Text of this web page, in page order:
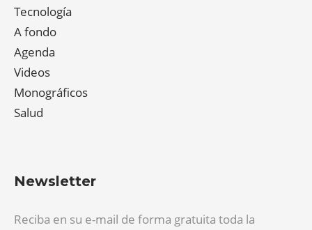
Tecnología
A fondo
Agenda
Videos
Monográficos
Salud
Newsletter
Reciba en su e-mail de forma gratuita toda la